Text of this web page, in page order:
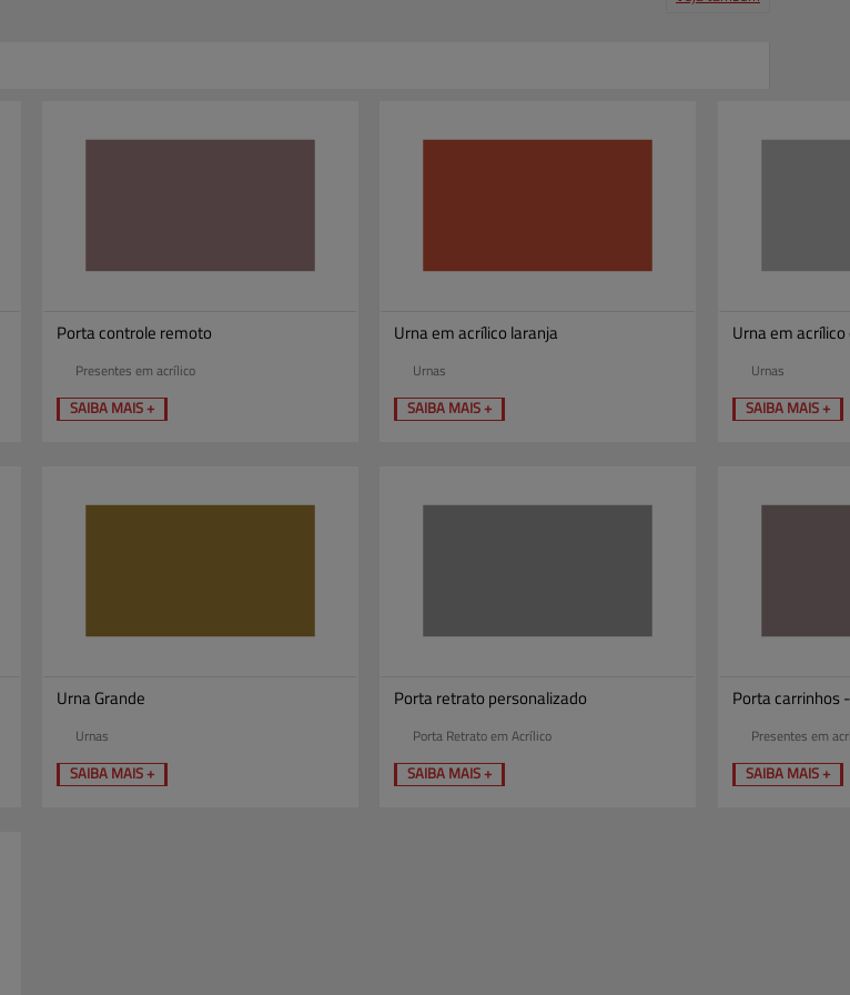
Porta controle remoto
Presentes em acrílico
SAIBA MAIS +
Urna em acrílico laranja
Urnas
SAIBA MAIS +
Urna em
Urnas
SAIBA MAIS +
Urna Grande
Urnas
SAIBA MAIS +
Porta retrato personalizado
Porta Retrato em Acrílico
SAIBA MAIS +
Porta carrinhos
Presentes em
SAIBA MAIS +